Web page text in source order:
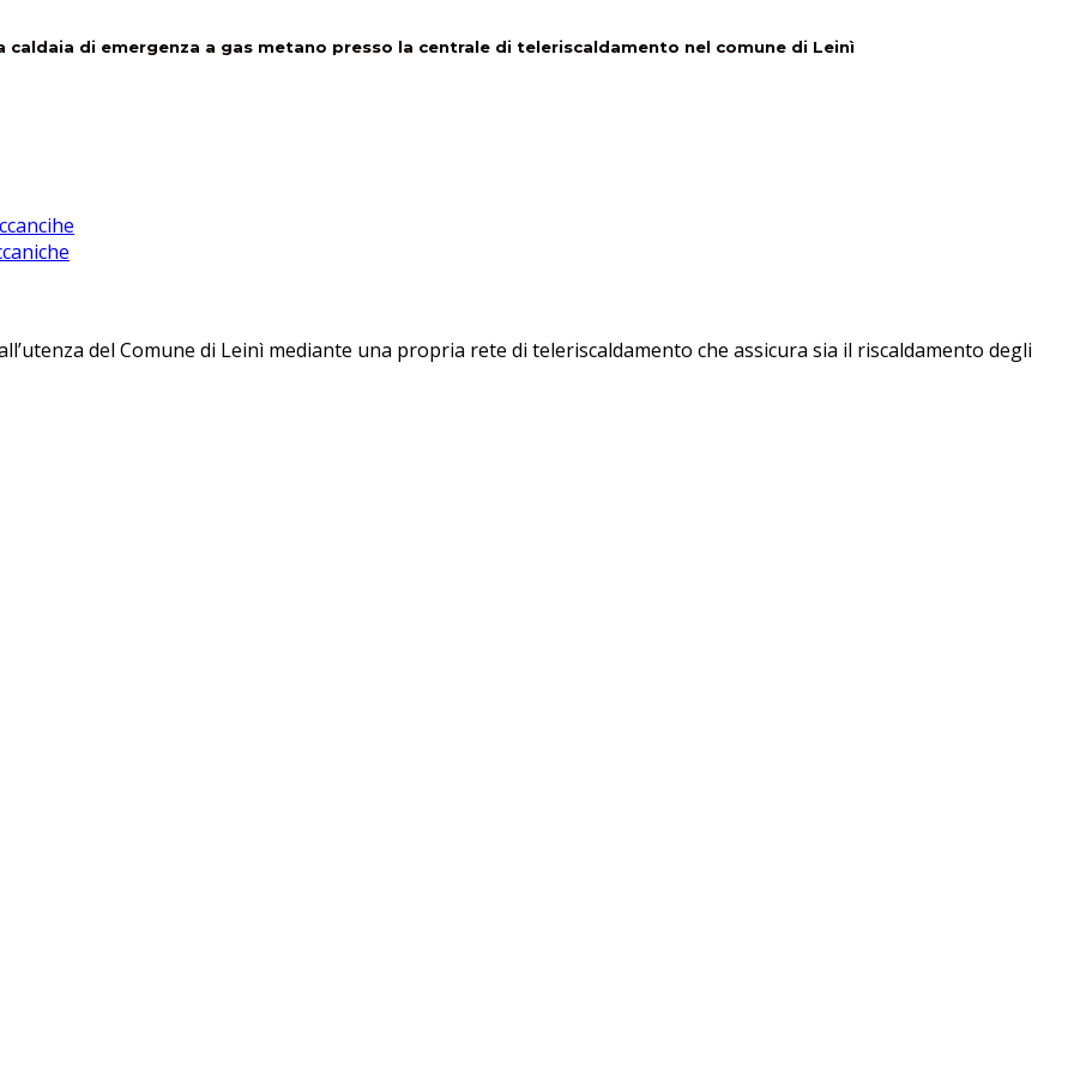
di emergenza a gas metano presso la centrale di teleriscaldamento nel comune di Leinì
del Comune di Leinì mediante una propria rete di teleriscaldamento che assicura sia il riscaldamento degli